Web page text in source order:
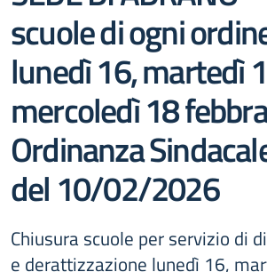
scuole di ogni
lunedì 16, martedì
mercoledì 18
Ordinanza
del 10/02/2026
Chiusura scuole per servizio di
e derattizzazione lunedì 16,